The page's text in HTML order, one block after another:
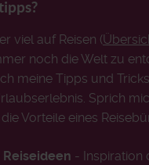
viel auf Reisen (
noch die Welt zu
meine Tipps und
Sprich
Vorteile eines
Reiseideen - Inspiration